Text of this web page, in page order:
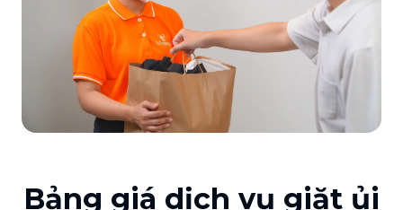
Bảng giá dịch vụ giặt ủi